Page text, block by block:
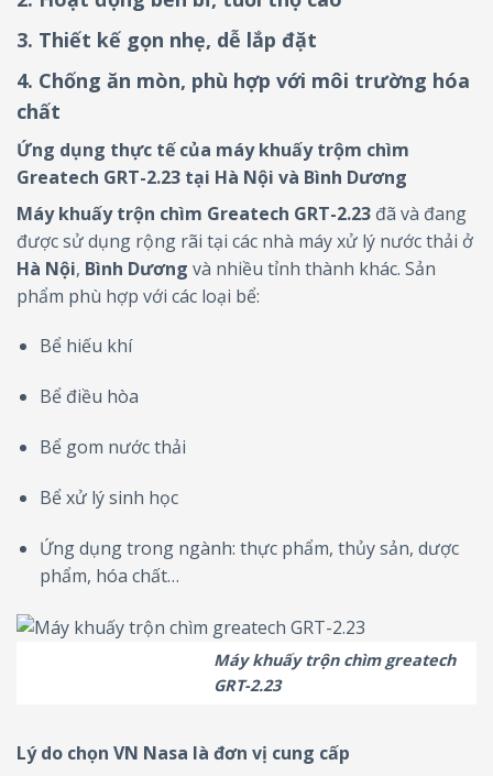
3. Thiết kế gọn nhẹ, dễ lắp đặt
4. Chống ăn mòn, phù hợp với môi trường hóa
chất
Ứng dụng thực tế của máy khuấy trộm chìm
Greatech GRT-2.23 tại Hà Nội và Bình Dương
Máy khuấy trộn chìm Greatech GRT-2.23 đã và đang
được sử dụng rộng rãi tại các nhà máy xử lý nước thải ở
Hà Nội, Bình Dương và nhiều tỉnh thành khác. Sản
phẩm phù hợp với các loại bể:
Bể hiếu khí
Bể điều hòa
Bể gom nước thải
Bể xử lý sinh học
Ứng dụng trong ngành: thực phẩm, thủy sản, dược
phẩm, hóa chất…
Máy khuấy trộn chìm greatech
GRT-2.23
Lý do chọn VN Nasa là đơn vị cung cấp